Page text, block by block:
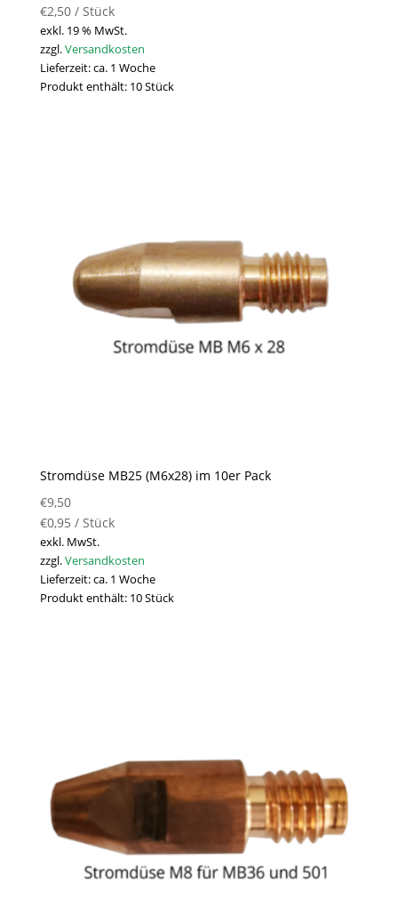
€2,50/ Stück
exkl. 19 % MwSt.
zzgl.Versandkosten
Lieferzeit:ca. 1 Woche
Produkt enthält: 10Stück
Stromdüse MB25 (M6x28) im 10er Pack
€9,50
€0,95 / Stück
exkl. MwSt.
zzgl.Versandkosten
Lieferzeit:ca. 1 Woche
Produkt enthält: 10Stück